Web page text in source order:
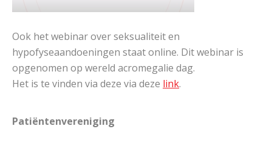
Ook het webinar over seksualiteit en
hypofyseaandoeningen staat online. Dit webinar is
opgenomen op wereld acromegalie dag.
Het is te vinden via deze via deze link.
Patiëntenvereniging